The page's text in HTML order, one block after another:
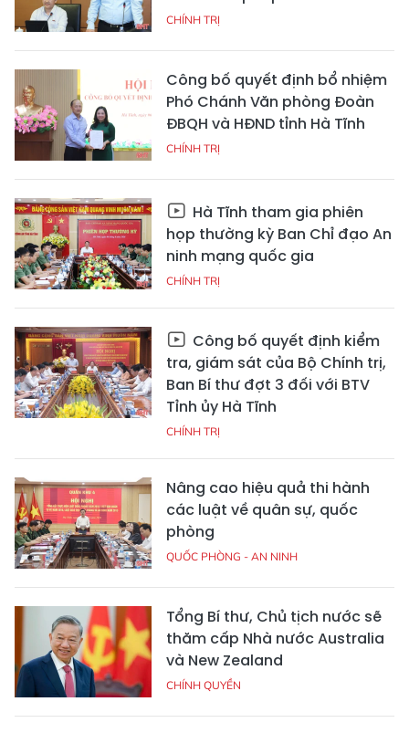
CHÍNH TRỊ
Công bố quyết định bổ nhiệm
Phó Chánh Văn phòng Đoàn
ĐBQH và HĐND tỉnh Hà Tĩnh
CHÍNH TRỊ
Hà Tĩnh tham gia phiên
họp thường kỳ Ban Chỉ đạo An
ninh mạng quốc gia
CHÍNH TRỊ
Công bố quyết định kiểm
tra, giám sát của Bộ Chính trị,
Ban Bí thư đợt 3 đối với BTV
Tỉnh ủy Hà Tĩnh
CHÍNH TRỊ
Nâng cao hiệu quả thi hành
các luật về quân sự, quốc
phòng
QUỐC PHÒNG - AN NINH
Tổng Bí thư, Chủ tịch nước sẽ
thăm cấp Nhà nước Australia
và New Zealand
CHÍNH QUYỀN